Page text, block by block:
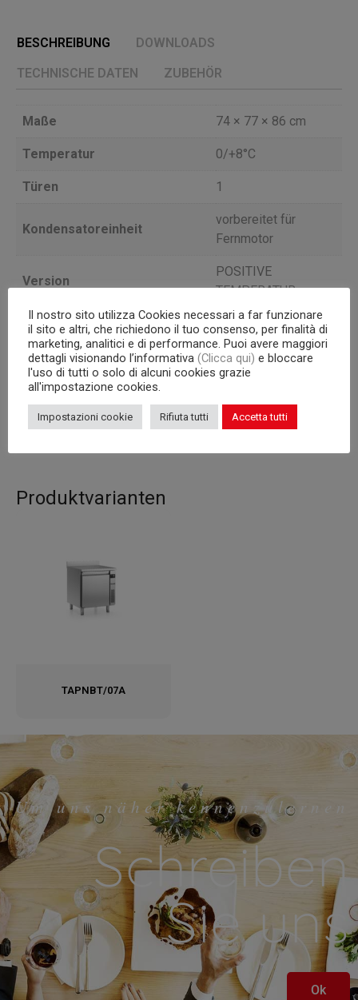
BESCHREIBUNG
DOWNLOADS
TECHNISCHE DATEN
ZUBEHÖR
Maße 74 × 77 × 86 cm
Temperatur 0/+8°C
Türen 1
Kondensatoreinheit
vorbereitet für
Fernmotor
Version
POSITIVE
TEMPERATUR
Tiefe 77
Interne Kapazität 600×400 mm Roste
Korpus
Inhalt (l) 195
Produktvarianten
TAPNBT/07A
Um uns näher kennenzulernen
Schreiben
Sie uns
Ok
Il nostro sito utilizza Cookies necessari a far funzionare
il sito e altri, che richiedono il tuo consenso, per finalità di
marketing, analitici e di performance. Puoi avere maggiori
dettagli visionando l’informativa (Clicca qui) e bloccare
l'uso di tutti o solo di alcuni cookies grazie
all'impostazione cookies.
Impostazioni cookie Rifiuta tutti Accetta tutti